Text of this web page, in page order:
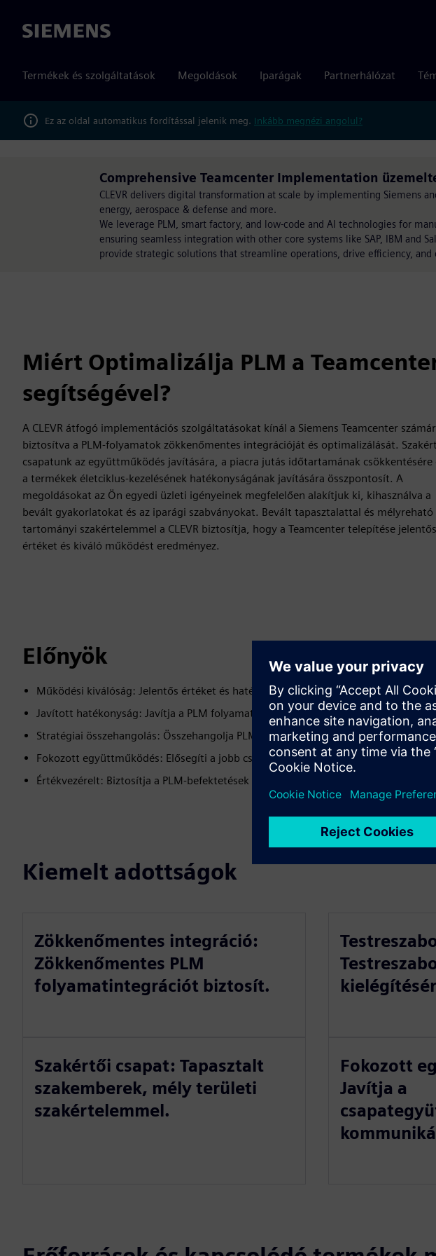
Siemens
Termékek és szolgáltatások Megoldások Iparágak Partnerhálózat
Ez az oldal automatikus fordítással jelenik meg. Inkább megnézi angolul?
Comprehensive Teamcenter Implementation
CLEVR delivers digital transformation at scale by implementing Siemens
energy, aerospace & defense and more.
We leverage PLM, smart factory, and low-code and AI technologies for
ensuring seamless integration with other core systems like SAP, IBM and
provide strategic solutions that streamline operations, drive efficiency,
Miért Optimalizálja PLM a
segítségével?
A CLEVR átfogó implementációs szolgáltatásokat kínál a Siemens Teamcenter
biztosítva a PLM-folyamatok zökkenőmentes integrációját és optimalizálását.
csapatunk az együttműködés javítására, a piacra jutás időtartamának csökkentésére
a termékek életciklus-kezelésének hatékonyságának javítására összpontosít. A
megoldásokat az Ön egyedi üzleti igényeinek megfelelően alakítjuk ki, kihasználva a
bevált gyakorlatokat és az iparági szabványokat. Bevált tapasztalattal és mélyreható
tartományi szakértelemmel a CLEVR biztosítja, hogy a Teamcenter telepítése jelentős
értéket és kiváló működést eredményez.
Előnyök
Működési kiválóság: Jelentős értéket és hatékonyságot eredményez.
Javított hatékonyság: Javítja a PLM folyamat általános hatékonyságát.
Stratégiai összehangolás: Összehangolja PLM PLM-et az üzleti célokkal.
Fokozott együttműködés: Elősegíti a jobb csapatmunkát és a kommunikációt.
Értékvezérelt: Biztosítja a PLM-befektetések magas megtérülését.
Kiemelt adottságok
Zökkenőmentes integráció:
Zökkenőmentes PLM
folyamatintegrációt biztosít.
Szakértői csapat: Tapasztalt
szakemberek, mély területi
szakértelemmel.
Fokozott
Javítja a